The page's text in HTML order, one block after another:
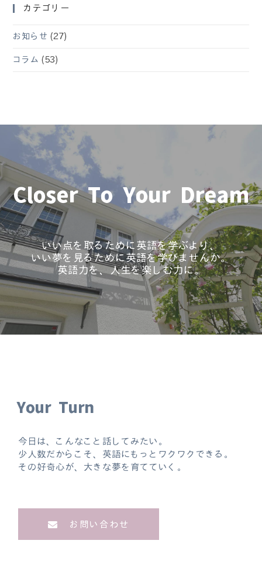
カテゴリー
お知らせ (27)
コラム (53)
Closer To Your Dream
いい点を取るために英語を学ぶより、
いい夢を見るために英語を学びませんか。
英語力を、人生を楽しむ力に。
Your Turn
今日は、こんなこと話してみたい。
少人数だからこそ、英語にもっとワクワクできる。
その好奇心が、大きな夢を育てていく。
お問い合わせ